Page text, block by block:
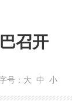
召开
号： 大 中 小